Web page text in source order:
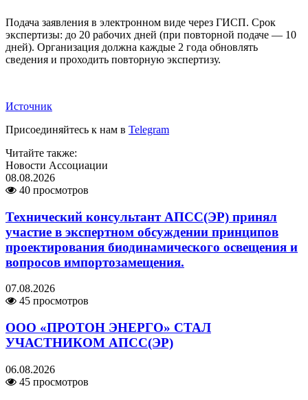
Подача заявления в электронном виде через ГИСП. Срок
экспертизы: до 20 рабочих дней (при повторной подаче — 10
дней). Организация должна каждые 2 года обновлять
сведения и проходить повторную экспертизу.
Источник
Присоединяйтесь к нам в Telegram
Читайте также:
Новости Ассоциации
08.08.2026
40 просмотров
Технический консультант АПСС(ЭР) принял
участие в экспертном обсуждении принципов
проектирования биодинамического освещения и
вопросов импортозамещения.
07.08.2026
45 просмотров
ООО «ПРОТОН ЭНЕРГО» СТАЛ
УЧАСТНИКОМ АПСС(ЭР)
06.08.2026
45 просмотров